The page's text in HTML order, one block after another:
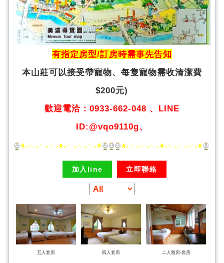
有指定房型/訂房時需事先告知
本山莊可以接受帶寵物、 每隻寵物需收清潔費
$200元)
歡迎電洽：0933-662-048 、LINE
ID:@vqo9110g、
加入line 立即聯絡
五人套房 四人套房 二人雅房-套房